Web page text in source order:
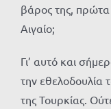
βάρος της, πρώτα
Αιγαίο;
Γι’ αυτό και
την εθελοδουλία
της Τουρκίας.